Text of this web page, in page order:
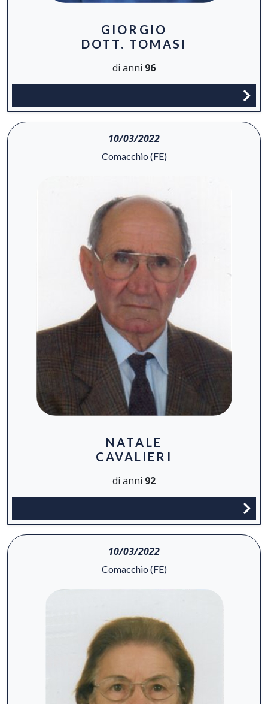
GIORGIO
DOTT. TOMASI
di anni 96
10/03/2022
Comacchio (FE)
NATALE
CAVALIERI
di anni 92
10/03/2022
Comacchio (FE)